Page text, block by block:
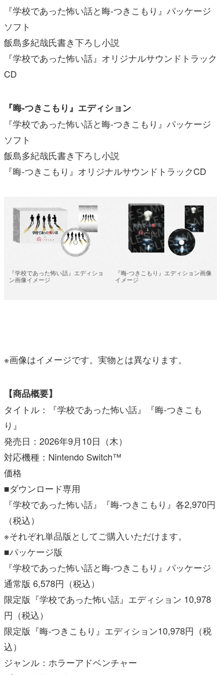
『学校であった怖い話と晦󠄀-つきこもり』パッケージ
ソフト
飯島多紀哉氏書き下ろし小説
『学校であった怖い話』オリジナルサウンドトラック
CD
『晦󠄀-つきこもり』エディション
『学校であった怖い話と晦󠄀-つきこもり』パッケージ
ソフト
飯島多紀哉氏書き下ろし小説
『晦󠄀-つきこもり』オリジナルサウンドトラックCD
『学校であった怖い話』エディショ
ン画像イメージ
『晦󠄀-つきこもり』エディション画像
イメージ
※画像はイメージです。実物とは異なります。
【商品概要】
タイトル：『学校であった怖い話』『晦󠄀-つきこも
り』
発売日：2026年9月10日（木）
対応機種：Nintendo Switch™
価格
■ダウンロード専用
『学校であった怖い話』『晦󠄀-つきこもり』各2,970円
（税込）
※それぞれ単品版としてご購入いただけます。
■パッケージ版
『学校であった怖い話と晦󠄀-つきこもり』パッケージ
通常版 6,578円（税込）
限定版『学校であった怖い話』エディション 10,978
円（税込）
限定版『晦󠄀-つきこもり』エディション10,978円（税
込）
ジャンル：ホラーアドベンチャー